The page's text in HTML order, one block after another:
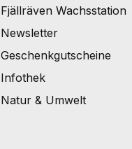
Fjällräven Wachsstation
Newsletter
Geschenkgutscheine
Infothek
Natur & Umwelt